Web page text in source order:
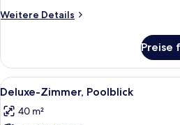
Weitere Details
Weitere
Zimmer,
Stadtblick
Preise
Alle
Fotos
für
Ein
11
Deluxe-Zimmer, Poolblick
40 m²